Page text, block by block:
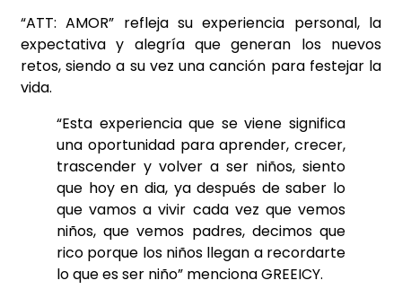
“ATT: AMOR” refleja su experiencia personal, la
expectativa y alegría que generan los nuevos
retos, siendo a su vez una canción para festejar la
vida.
“Esta experiencia que se viene significa
una oportunidad para aprender, crecer,
trascender y volver a ser niños, siento
que hoy en dia, ya después de saber lo
que vamos a vivir cada vez que vemos
niños, que vemos padres, decimos que
rico porque los niños llegan a recordarte
lo que es ser niño” menciona GREEICY.